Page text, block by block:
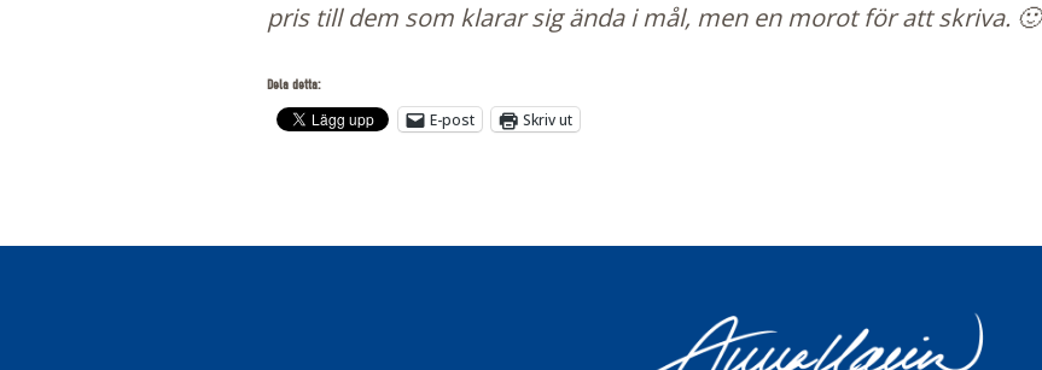
pris till dem som klarar sig ända i mål, men en morot för att skriva. 🙂
Dela detta:
E-post Skriv ut